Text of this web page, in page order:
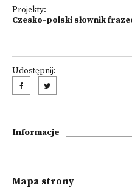
Projekty:
Czesko-polski słownik
Udostępnij:
Informacje
Mapa strony